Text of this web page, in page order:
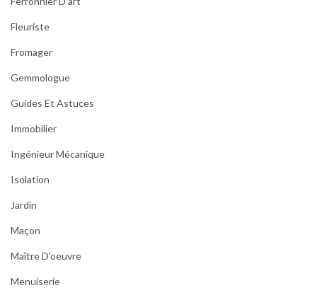
Fleuriste
Fromager
Gemmologue
Guides Et Astuces
Immobilier
Ingénieur Mécanique
Isolation
Jardin
Maçon
Maître D'oeuvre
Menuiserie